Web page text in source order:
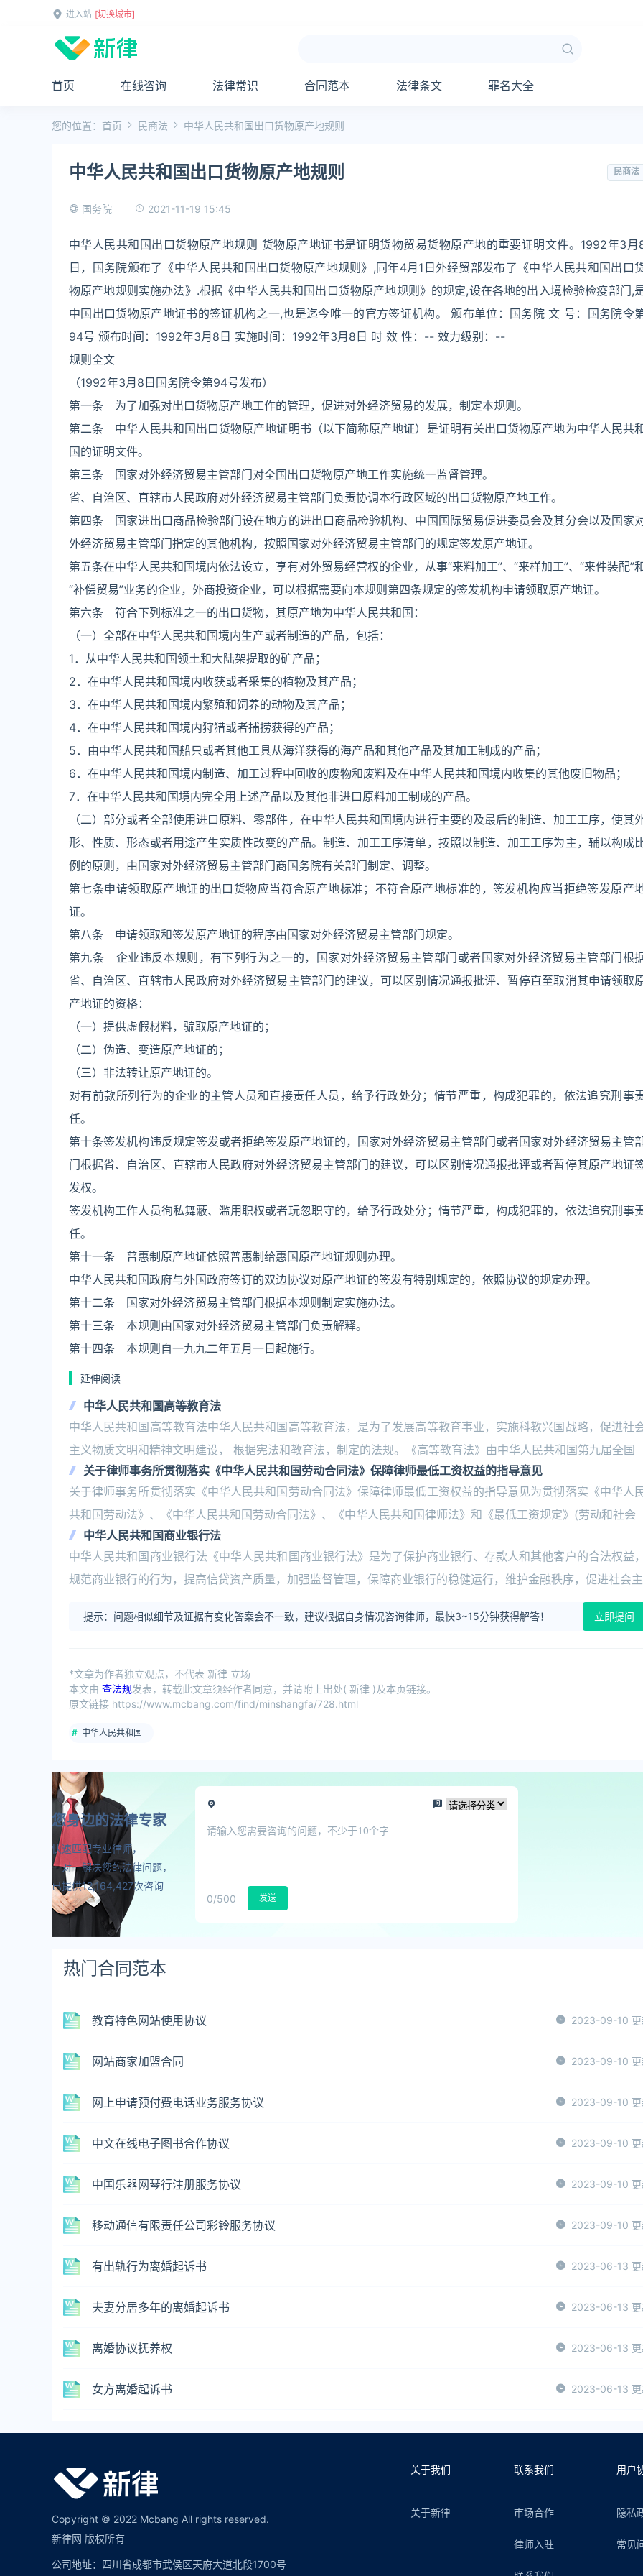
进入站 [切换城市]
首页 在线咨询 法律常识 合同范本 法律条文 罪名大全
您的位置： 首页 民商法 中华人民共和国出口货物原产地规则
中华人民共和国出口货物原产地规则 民商法
国务院 2021-11-19 15:45
中华人民共和国出口货物原产地规则 货物原产地证书是证明货物贸易货物原产地的重要证明文件。1992年3月
日，国务院颁布了《中华人民共和国出口货物原产地规则》,同年4月1日外经贸部发布了《中华人民共和国出口
物原产地规则实施办法》.根据《中华人民共和国出口货物原产地规则》的规定,设在各地的出入境检验检疫部门,
中国出口货物原产地证书的签证机构之一,也是迄今唯一的官方签证机构。 颁布单位：国务院 文 号：国务院令
94号 颁布时间：1992年3月8日 实施时间：1992年3月8日 时 效 性：-- 效力级别：--
规则全文
（1992年3月8日国务院令第94号发布）
第一条 为了加强对出口货物原产地工作的管理，促进对外经济贸易的发展，制定本规则。
第二条 中华人民共和国出口货物原产地证明书（以下简称原产地证）是证明有关出口货物原产地为中华人民共
国的证明文件。
第三条 国家对外经济贸易主管部门对全国出口货物原产地工作实施统一监督管理。
省、自治区、直辖市人民政府对外经济贸易主管部门负责协调本行政区域的出口货物原产地工作。
第四条 国家进出口商品检验部门设在地方的进出口商品检验机构、中国国际贸易促进委员会及其分会以及国家
外经济贸易主管部门指定的其他机构，按照国家对外经济贸易主管部门的规定签发原产地证。
第五条在中华人民共和国境内依法设立，享有对外贸易经营权的企业，从事“来料加工”、“来样加工”、“来件装配”
“补偿贸易”业务的企业，外商投资企业，可以根据需要向本规则第四条规定的签发机构申请领取原产地证。
第六条 符合下列标准之一的出口货物，其原产地为中华人民共和国：
（一）全部在中华人民共和国境内生产或者制造的产品，包括：
1．从中华人民共和国领土和大陆架提取的矿产品；
2．在中华人民共和国境内收获或者采集的植物及其产品；
3．在中华人民共和国境内繁殖和饲养的动物及其产品；
4．在中华人民共和国境内狩猎或者捕捞获得的产品；
5．由中华人民共和国船只或者其他工具从海洋获得的海产品和其他产品及其加工制成的产品；
6．在中华人民共和国境内制造、加工过程中回收的废物和废料及在中华人民共和国境内收集的其他废旧物品；
7．在中华人民共和国境内完全用上述产品以及其他非进口原料加工制成的产品。
（二）部分或者全部使用进口原料、零部件，在中华人民共和国境内进行主要的及最后的制造、加工工序，使其
形、性质、形态或者用途产生实质性改变的产品。制造、加工工序清单，按照以制造、加工工序为主，辅以构成
例的原则，由国家对外经济贸易主管部门商国务院有关部门制定、调整。
第七条申请领取原产地证的出口货物应当符合原产地标准；不符合原产地标准的，签发机构应当拒绝签发原产
证。
第八条 申请领取和签发原产地证的程序由国家对外经济贸易主管部门规定。
第九条 企业违反本规则，有下列行为之一的，国家对外经济贸易主管部门或者国家对外经济贸易主管部门根
省、自治区、直辖市人民政府对外经济贸易主管部门的建议，可以区别情况通报批评、暂停直至取消其申请领取
产地证的资格：
（一）提供虚假材料，骗取原产地证的；
（二）伪造、变造原产地证的；
（三）非法转让原产地证的。
对有前款所列行为的企业的主管人员和直接责任人员，给予行政处分；情节严重，构成犯罪的，依法追究刑事
任。
第十条签发机构违反规定签发或者拒绝签发原产地证的，国家对外经济贸易主管部门或者国家对外经济贸易主管
门根据省、自治区、直辖市人民政府对外经济贸易主管部门的建议，可以区别情况通报批评或者暂停其原产地证
发权。
签发机构工作人员徇私舞蔽、滥用职权或者玩忽职守的，给予行政处分；情节严重，构成犯罪的，依法追究刑事
任。
第十一条 普惠制原产地证依照普惠制给惠国原产地证规则办理。
中华人民共和国政府与外国政府签订的双边协议对原产地证的签发有特别规定的，依照协议的规定办理。
第十二条 国家对外经济贸易主管部门根据本规则制定实施办法。
第十三条 本规则由国家对外经济贸易主管部门负责解释。
第十四条 本规则自一九九二年五月一日起施行。
延伸阅读
中华人民共和国高等教育法
中华人民共和国高等教育法中华人民共和国高等教育法，是为了发展高等教育事业，实施科教兴国战略，促进社
主义物质文明和精神文明建设， 根据宪法和教育法，制定的法规。《高等教育法》由中华人民共和国第九届全国
关于律师事务所贯彻落实《中华人民共和国劳动合同法》保障律师最低工资权益的指导意见
关于律师事务所贯彻落实《中华人民共和国劳动合同法》保障律师最低工资权益的指导意见为贯彻落实《中华人
共和国劳动法》、《中华人民共和国劳动合同法》、《中华人民共和国律师法》和《最低工资规定》(劳动和社会
中华人民共和国商业银行法
中华人民共和国商业银行法《中华人民共和国商业银行法》是为了保护商业银行、存款人和其他客户的合法权益，
规范商业银行的行为，提高信贷资产质量，加强监督管理，保障商业银行的稳健运行，维护金融秩序，促进社会主
提示：问题相似细节及证据有变化答案会不一致，建议根据自身情况咨询律师，最快3~15分钟获得解答！ 立即提问
*文章为作者独立观点，不代表 新律 立场
本文由 查法规发表，转载此文章须经作者同意，并请附上出处( 新律 )及本页链接。
原文链接 https://www.mcbang.com/find/minshangfa/728.html
中华人民共和国
您身边的法律专家
快速匹配专业律师，
一对一解决您的法律问题，
已提供12,164,427次咨询
0/500 发送
热门合同范本
教育特色网站使用协议 2023-09-10 更
网站商家加盟合同 2023-09-10 更
网上申请预付费电话业务服务协议 2023-09-10 更
中文在线电子图书合作协议 2023-09-10 更
中国乐器网琴行注册服务协议 2023-09-10 更
移动通信有限责任公司彩铃服务协议 2023-09-10 更
有出轨行为离婚起诉书 2023-06-13 更
夫妻分居多年的离婚起诉书 2023-06-13 更
离婚协议抚养权 2023-06-13 更
女方离婚起诉书 2023-06-13 更
Copyright © 2022 Mcbang All rights reserved.
新律网 版权所有
公司地址：四川省成都市武侯区天府大道北段1700号
关于我们
关于新律
联系我们
市场合作
律师入驻
用户
隐私
常见